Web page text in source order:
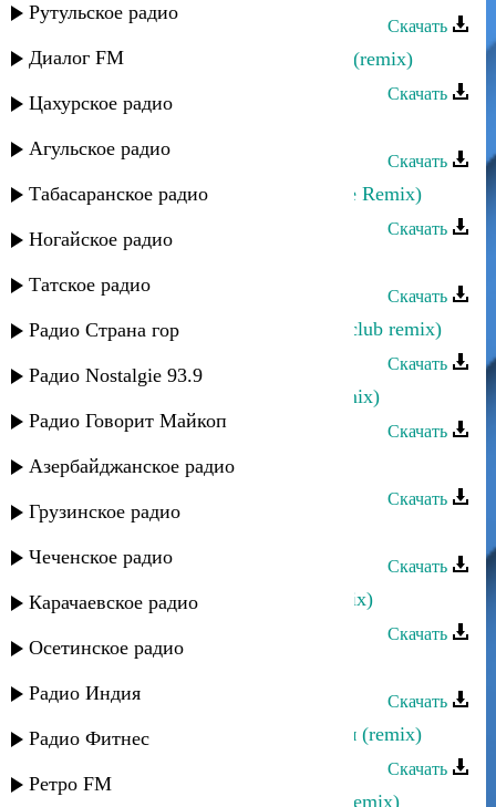
Рутульское радио
Диалог FM
Цахурское радио
Агульское радио
Табасаранское радио
Ногайское радио
Татское радио
Радио Страна гор
Радио Nostalgie 93.9
Радио Говорит Майкоп
Азербайджанское радио
Грузинское радио
Чеченское радио
Карачаевское радио
Осетинское радио
Радио Индия
Радио Фитнес
Ретро FM
Скачать
Эльдар Далгатов - Разбила сердце (remix)
Скачать
Скачать
Dj Xenon - Лезгинка (Electro Dance Remix)
Скачать
Скачать
Эльдар Далгатов - Я люблю тебя (club remix)
Скачать
Аслан Идрисов - Моя голубка (remix)
Скачать
Black Mura - Новая страсть (remix)
Скачать
Скачать
Ахмед Закариев - Мои горцы (remix)
Скачать
Скачать
Загир Магомедов - Салам Алейкум (remix)
Скачать
Загир Магомедов - Моя равнина (remix)